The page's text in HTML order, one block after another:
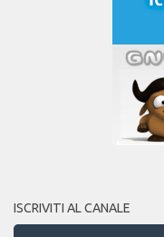
ISCRIVITI AL CANALE